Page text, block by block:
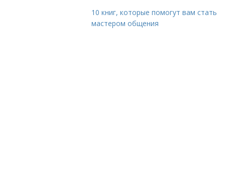
10 книг, которые помогут вам стать
мастером общения